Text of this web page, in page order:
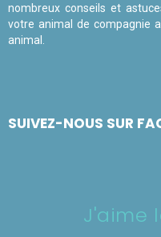
nombreux conseils et
votre animal de compagnie
animal.
SUIVEZ-NOUS SUR
J'aime